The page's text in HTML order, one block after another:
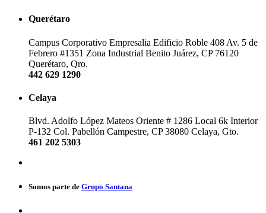
Querétaro
Campus Corporativo Empresalia Edificio Roble 408 Av. 5 de
Febrero #1351 Zona Industrial Benito Juárez, CP 76120
Querétaro, Qro.
442 629 1290
Celaya
Blvd. Adolfo López Mateos Oriente # 1286 Local 6k Interior
P-132 Col. Pabellón Campestre, CP 38080 Celaya, Gto.
461 202 5303
Somos parte de Grupo Santana